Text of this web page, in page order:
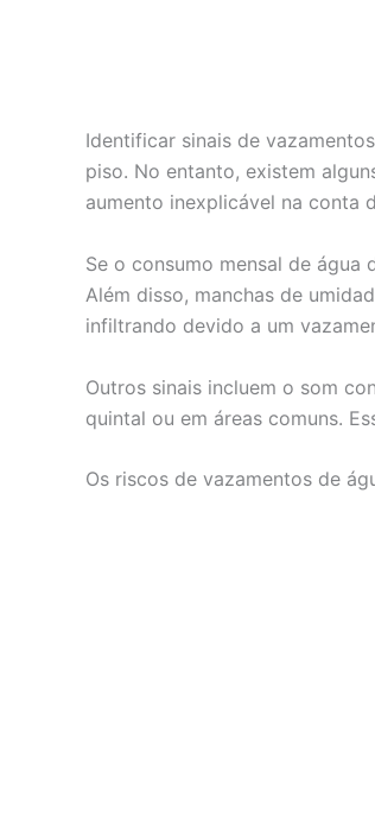
Identificar sinais de
piso. No entanto, existem
aumento inexplicável na conta
Se o consumo mensal de
Além disso, manchas de
infiltrando devido a um
Outros sinais incluem o som
quintal ou em áreas comuns.
Os riscos de vazamentos de